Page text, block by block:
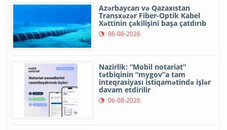
Azərbaycan və Qazaxıstan
Transxəzər Fiber-Optik Kabel
Xəttinin çəkilişini başa çatdırıb
06-08-2026
Nazirlik: “Mobil notariat”
tətbiqinin “mygov”a tam
inteqrasiyası istiqamətində işlər
davam etdirilir
06-08-2026